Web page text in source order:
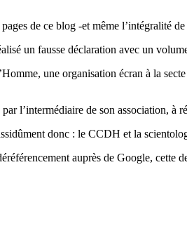
de ce blog -et même l’intégralité
un fausse déclaration avec un
une organisation écran à la
par l’intermédiaire de son association, à
donc : le CCDH et la
auprès de Google, cette